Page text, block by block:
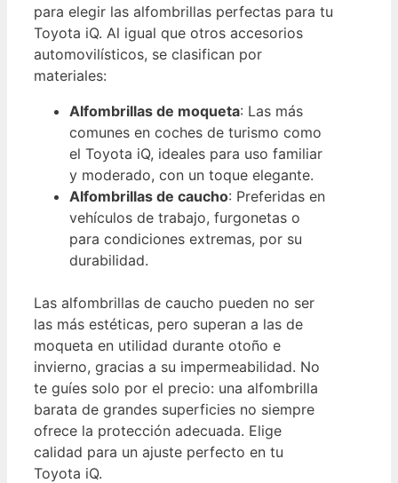
para elegir las alfombrillas perfectas para tu
Toyota iQ. Al igual que otros accesorios
automovilísticos, se clasifican por
materiales:
Alfombrillas de moqueta: Las más
comunes en coches de turismo como
el Toyota iQ, ideales para uso familiar
y moderado, con un toque elegante.
Alfombrillas de caucho: Preferidas en
vehículos de trabajo, furgonetas o
para condiciones extremas, por su
durabilidad.
Las alfombrillas de caucho pueden no ser
las más estéticas, pero superan a las de
moqueta en utilidad durante otoño e
invierno, gracias a su impermeabilidad. No
te guíes solo por el precio: una alfombrilla
barata de grandes superficies no siempre
ofrece la protección adecuada. Elige
calidad para un ajuste perfecto en tu
Toyota iQ.